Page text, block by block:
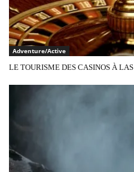
Adventure/Active
LE TOURISME DES CASINOS À